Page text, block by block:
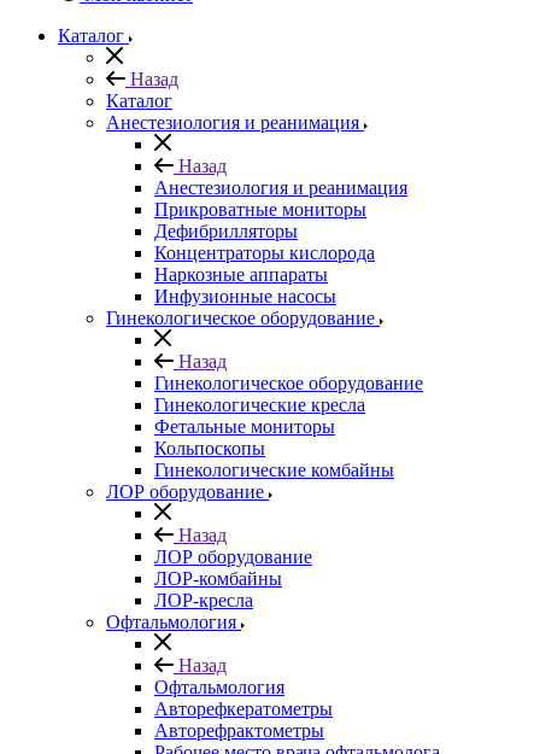
Каталог
Назад
Каталог
Анестезиология и реанимация
Назад
Анестезиология и реанимация
Прикроватные мониторы
Дефибрилляторы
Концентраторы кислорода
Наркозные аппараты
Инфузионные насосы
Гинекологическое оборудование
Назад
Гинекологическое оборудование
Гинекологические кресла
Фетальные мониторы
Кольпоскопы
Гинекологические комбайны
ЛОР оборудование
Назад
ЛОР оборудование
ЛОР-комбайны
ЛОР-кресла
Офтальмология
Назад
Офтальмология
Авторефкератометры
Авторефрактометры